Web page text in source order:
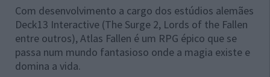
Com desenvolvimento a cargo dos estúdios alemães
Deck13 Interactive (The Surge 2, Lords of the Fallen
entre outros), Atlas Fallen é um RPG épico que se
passa num mundo fantasioso onde a magia existe e
domina a vida.